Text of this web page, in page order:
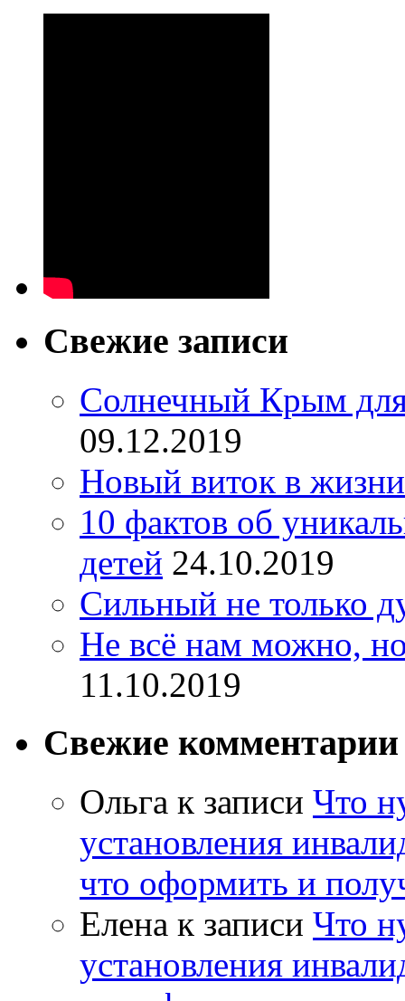
Свежие записи
Солнечный Крым
09.12.2019
Новый виток в жизни
10 фактов об
детей 24.10.2019
Сильный не только
Не всё нам можно,
11.10.2019
Свежие комментарии
Ольга к записи Что
установления
что оформить и
Елена к записи Что
установления